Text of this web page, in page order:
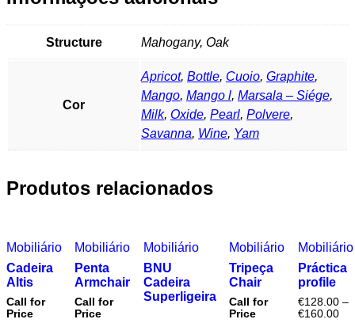
Structure Mahogany, Oak
Cor
Apricot, Bottle, Cuoio, Graphite,
Mango, Mango l, Marsala – Siége,
Milk, Oxide, Pearl, Polvere,
Savanna, Wine, Yam
Produtos relacionados
Mobiliário
Cadeira
Altis
Call for
Price
Mobiliário
Penta
Armchair
Call for
Price
Mobiliário
BNU
Cadeira
Superligeira
Mobiliário
Tripeça
Chair
Call for
Price
Mobiliário
Práctica
profile
€128.00–
€160.00